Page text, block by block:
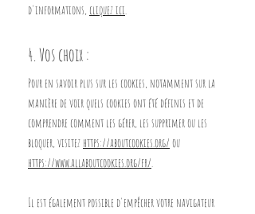
d'informations, cliquez ici.
4. Vos choix :
Pour en savoir plus sur les cookies, notamment sur la
manière de voir quels cookies ont été définis et de
comprendre comment les gérer, les supprimer ou les
bloquer, visitez https://aboutcookies.org/ ou
https://www.allaboutcookies.org/fr/.
Il est également possible d'empêcher votre navigateur